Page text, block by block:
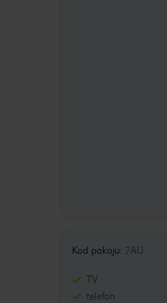
Kod pokoju: 7AU
TV
telefon